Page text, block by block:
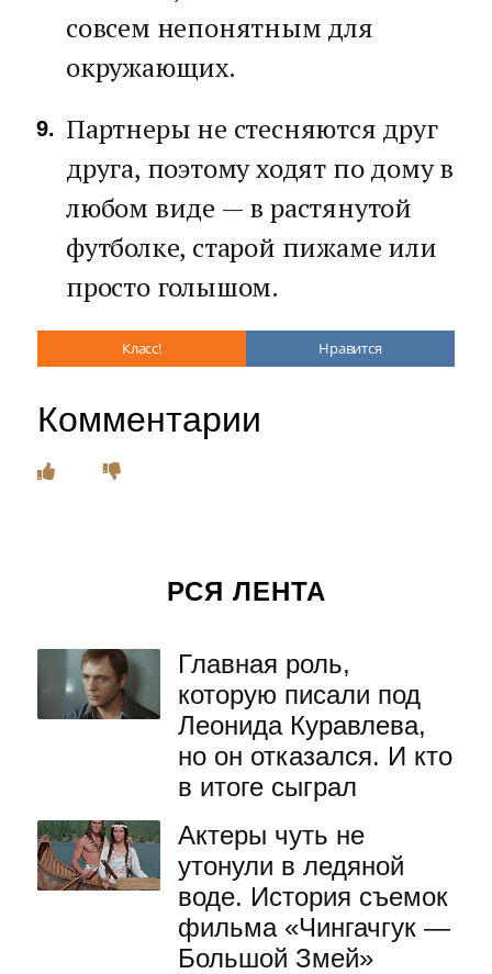
совсем непонятным для
окружающих.
Партнеры не стесняются друг
друга, поэтому ходят по дому в
любом виде — в растянутой
футболке, старой пижаме или
просто голышом.
Класс! Нравится
Комментарии
РСЯ ЛЕНТА
Главная роль,
которую писали под
Леонида Куравлева,
но он отказался. И кто
в итоге сыграл
Актеры чуть не
утонули в ледяной
воде. История съемок
фильма «Чингачгук —
Большой Змей»